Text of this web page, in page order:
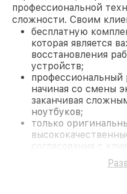
профессиональной
сложности. Своим
бесплатную
которая является
восстановления
устройств;
начиная со смены
заканчивая
ноутбуков;
только
согласования с
На все работы и
предоставляется